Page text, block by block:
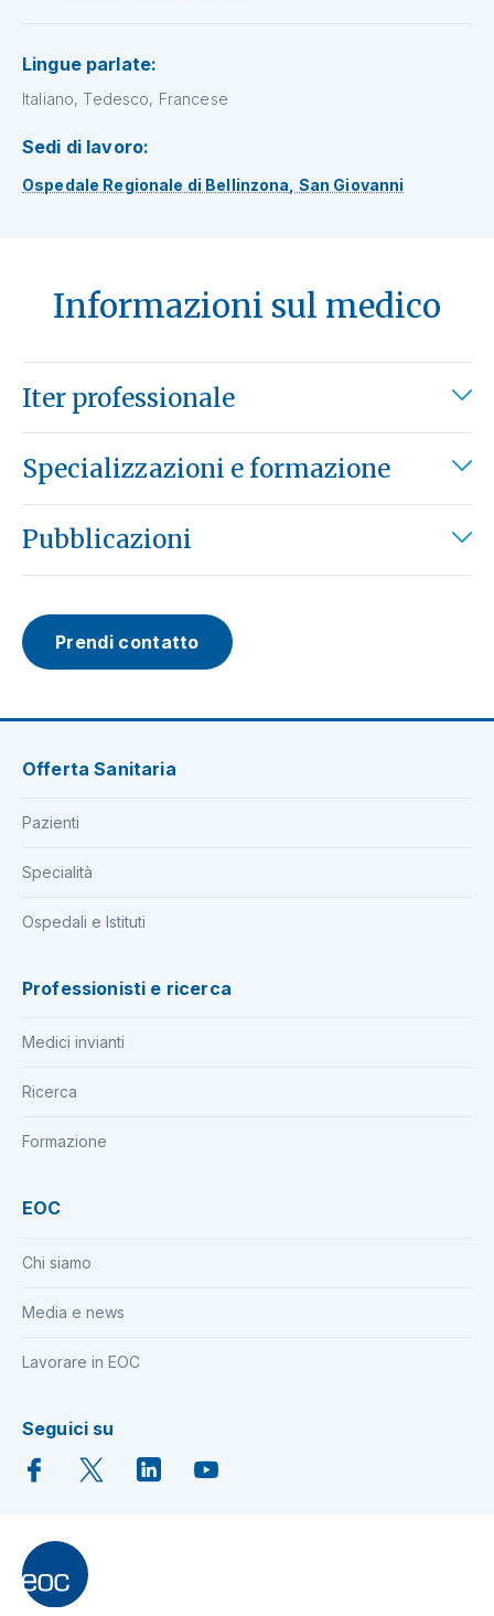
Lingue parlate:
Italiano, Tedesco, Francese
Sedi di lavoro:
Ospedale Regionale di Bellinzona, San Giovanni
Informazioni sul medico
Iter professionale
Specializzazioni e formazione
Pubblicazioni
Prendi contatto
Offerta Sanitaria
Pazienti
Specialità
Ospedali e Istituti
Professionisti e ricerca
Medici invianti
Ricerca
Formazione
EOC
Chi siamo
Media e news
Lavorare in EOC
Seguici su